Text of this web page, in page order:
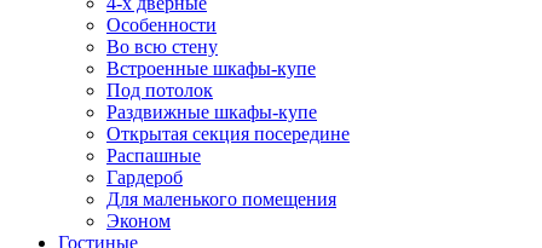
Особенности
Во всю стену
Встроенные шкафы-купе
Под потолок
Раздвижные шкафы-купе
Открытая секция посередине
Распашные
Гардероб
Для маленького помещения
Эконом
Гостиные